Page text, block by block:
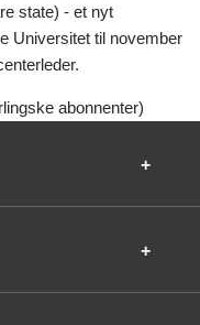
state) - et nyt
Universitet til november
abonnenter)